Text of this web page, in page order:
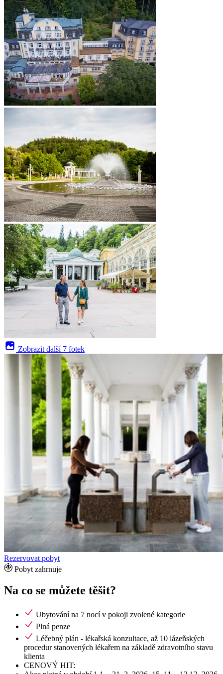
Zobrazit další 7 fotek
Rezervovat pobyt
Pobyt zahrnuje
Na co se můžete těšit?
Ubytování na 7 nocí v pokoji zvolené kategorie
Plná penze
Léčebný plán - lékařská konzultace, až 10 lázeňských
procedur stanovených lékařem na základě zdravotního stavu
klienta
CENOVÝ HIT: